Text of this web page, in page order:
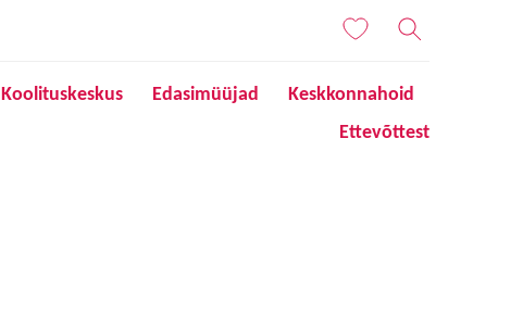
Koolituskeskus Edasimüüjad
Keskkonnahoid
Ettevõttest